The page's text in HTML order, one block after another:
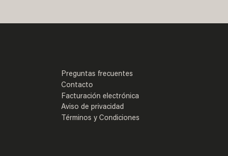
Preguntas frecuentes
Contacto
Facturación electrónica
Aviso de privacidad
Términos y Condiciones